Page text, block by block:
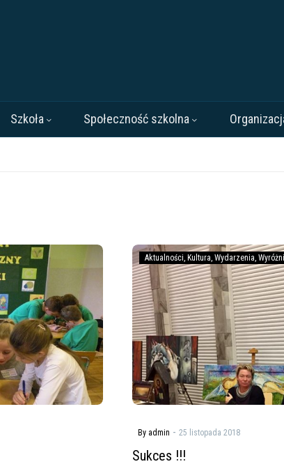
Szkoła Społeczność szkolna
!!!
Aktualności Kultura Wydarzenia
By admin - 25 listopada 2018
Sukces !!!